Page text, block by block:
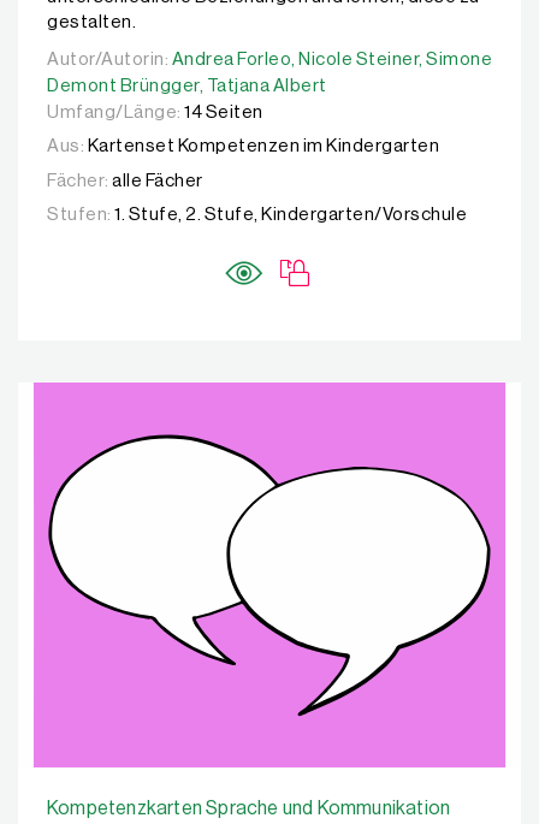
gestalten.
Autor/Autorin: Andrea Forleo, Nicole Steiner, Simone
Autor/Autorin: Andrea Forleo, Nicole Steiner, Simone
Demont Brüngger, Tatjana Albert
Umfang/Länge: 14 Seiten
Aus: Kartenset Kompetenzen im Kindergarten
Fächer: alle Fächer
Stufen: 1. Stufe, 2. Stufe, Kindergarten/Vorschule
Kompetenzkarten Sprache und Kommunikation